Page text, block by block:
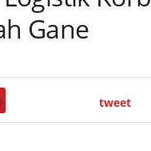
Gane
tweet